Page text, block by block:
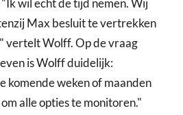
wil echt de tijd nemen. Wij
Max besluit te vertrekken
vertelt Wolff. Op de vraag
is Wolff duidelijk:
komende weken of maanden
alle opties te monitoren."